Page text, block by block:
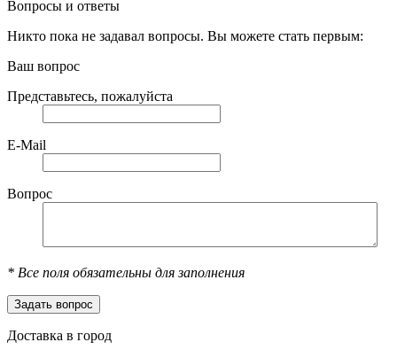
Вопросы и ответы
Никто пока не задавал вопросы. Вы можете стать первым:
Ваш вопрос
Представьтесь, пожалуйста
E-Mail
Вопрос
* Все поля обязательны для заполнения
Доставка в город